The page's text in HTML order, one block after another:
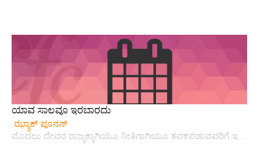
ಯಾವ ಸಾಲವೂ ಇರಬಾರದು
ಝ್ಯಾಕ್ ಪೂನನ್
ಮೊದಲು ದೇವರ ರಾಜ್ಯಕ್ಕಾಗಿಯೂ ನೀತಿಗಾಗಿಯೂ ತವಕಪಡುವವರಿಗೆ ಇ…